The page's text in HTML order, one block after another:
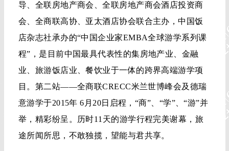
导、全联房地产商会、全联房地产商会酒店投资商
会、全商联高协、亚太酒店协会联合主办，中国饭
店杂志社承办的“中国企业家EMBA全球游学系列课
程”，是目前中国最具代表性的集房地产业、金融
业、旅游饭店业、餐饮业于一体的跨界高端游学项
目。第二站——全商联CRECC米兰世博峰会及德瑞
意游学于2015年 6月20日启程，“商”、“学”、“游”并
举，精彩纷呈。历时11天的游学行程完美谢幕，旅
途所闻所思，不敢独揽，望能与君共享。